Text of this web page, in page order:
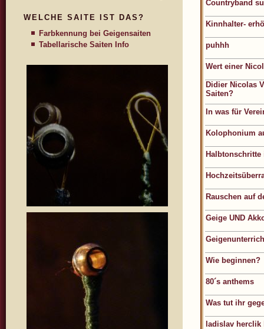
Countryband
Kinnhalter-
puhhh
Wert einer
Didier Nicolas
Saiten?
In was für
Kolophonium
Rauschen auf
Geige UND
Wie beginnen?
80´s anthems
Was tut ihr
ladislav
WELCHE SAITE IST DAS?
Farbkennung bei Geigensaiten
Tabellarische Saiten Info